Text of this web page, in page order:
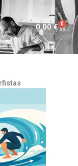
0,00€ 0